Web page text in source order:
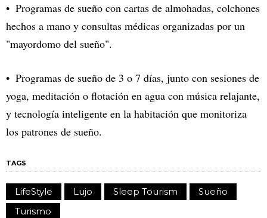
Programas de sueño con cartas de almohadas, colchones
hechos a mano y consultas médicas organizadas por un
"mayordomo del sueño".
Programas de sueño de 3 o 7 días, junto con sesiones de
yoga, meditación o flotación en agua con música relajante,
y tecnología inteligente en la habitación que monitoriza
los patrones de sueño.
TAGS
LifeStyle Lujo Sleep Tourism
Sueño
Turismo